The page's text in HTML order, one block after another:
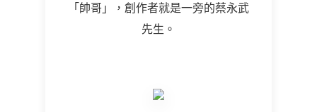
「帥哥」，創作者就是一旁的蔡永武
先生。